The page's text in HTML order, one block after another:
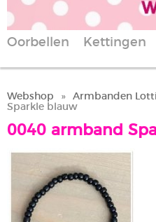
Oorbellen Kettingen
Webshop » Armbanden
Sparkle blauw
0040 armband